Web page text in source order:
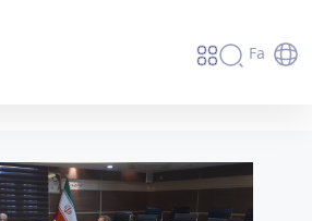
Fa
های دولتی استان همدان،